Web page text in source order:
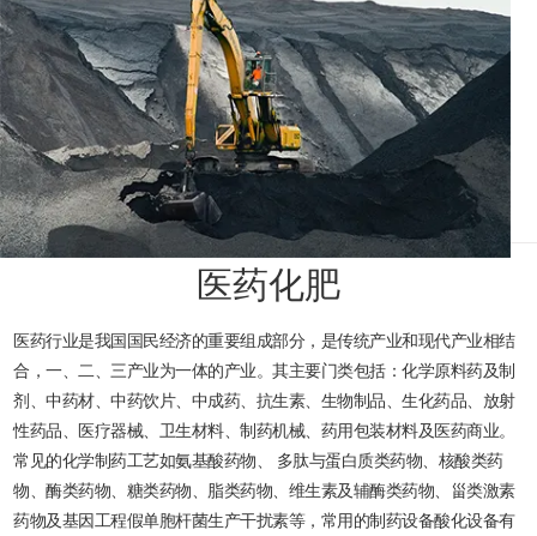
医药化肥
医药行业是我国国民经济的重要组成部分，是传统产业和现代产业相结
合，一、二、三产业为一体的产业。其主要门类包括：化学原料药及制
剂、中药材、中药饮片、中成药、抗生素、生物制品、生化药品、放射
性药品、医疗器械、卫生材料、制药机械、药用包装材料及医药商业。
常见的化学制药工艺如氨基酸药物、 多肽与蛋白质类药物、核酸类药
物、酶类药物、糖类药物、脂类药物、维生素及辅酶类药物、甾类激素
药物及基因工程假单胞杆菌生产干扰素等，常用的制药设备酸化设备有